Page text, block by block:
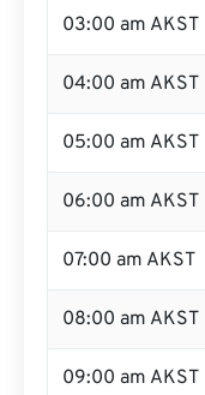
03:00 am AKST
04:00 am AKST
05:00 am AKST
06:00 am AKST
07:00 am AKST
08:00 am AKST
09:00 am AKST